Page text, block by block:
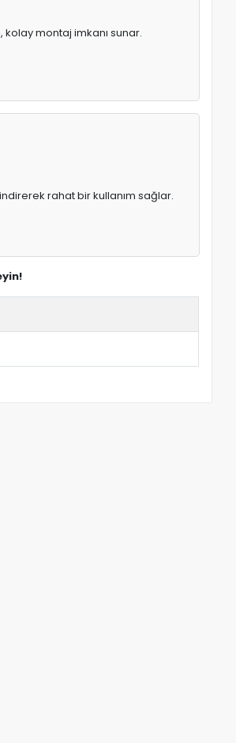
montaj imkanı sunar.
rahat bir kullanım sağlar.